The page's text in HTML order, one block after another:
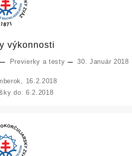
výkonnosti
Previerky a testy 30. Január 2018
16.2.2018
do: 6.2.2018